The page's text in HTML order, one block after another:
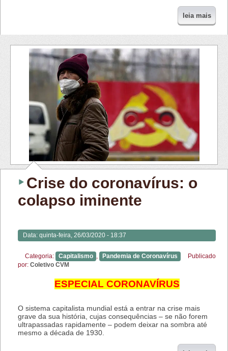
leia mais
Crise do coronavírus: o
colapso iminente
Data: quinta-feira, 26/03/2020 - 18:37
Categoria: Capitalismo Pandemia de Coronavírus
Publicado
por: Coletivo CVM
ESPECIAL CORONAVÍRUS
O sistema capitalista mundial está a entrar na crise mais
grave da sua história, cujas consequências – se não forem
ultrapassadas rapidamente – podem deixar na sombra até
mesmo a década de 1930.